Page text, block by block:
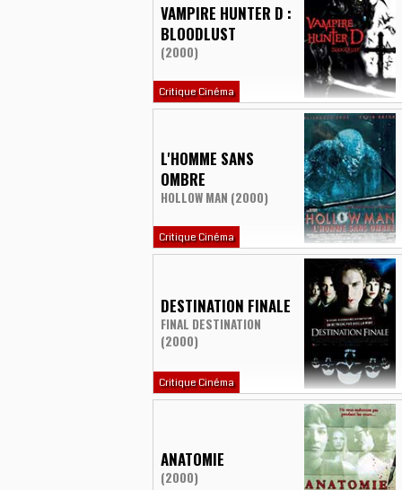
VAMPIRE HUNTER D :
BLOODLUST
(2000)
Critique Cinéma
L'HOMME SANS
OMBRE
HOLLOW MAN (2000)
Critique Cinéma
DESTINATION FINALE
FINAL DESTINATION
(2000)
Critique Cinéma
ANATOMIE
(2000)